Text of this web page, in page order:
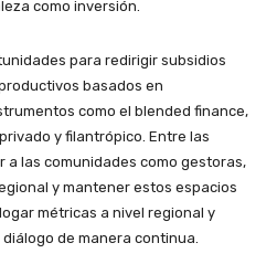
como inversión.
para redirigir subsidios
basados en
como el blended finance,
y filantrópico. Entre las
a las comunidades como gestoras,
y mantener estos espacios
métricas a nivel regional y
de manera continua.